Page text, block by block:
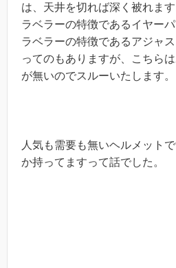
は、天井を切れば深く被れま
ラベラーの特徴であるイヤー
ラベラーの特徴であるアジャ
ってのもありますが、こちら
が無いのでスルーいたします。
人気も需要も無いヘルメット
か持ってますって話でした。